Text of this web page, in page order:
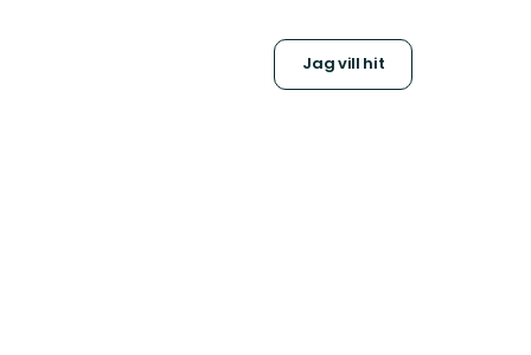
Jag vill hit